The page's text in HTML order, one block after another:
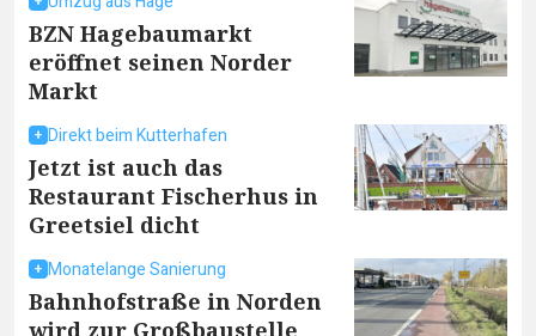
BZN Hagebaumarkt
eröffnet seinen Norder
Markt
Direkt beim Kutterhafen
Jetzt ist auch das
Restaurant Fischerhus in
Greetsiel dicht
Monatelange Sanierung
Bahnhofstraße in Norden
wird zur Großbaustelle